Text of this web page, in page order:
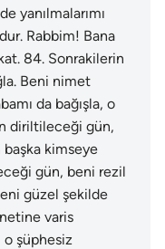
yanılmalarımı
Rabbim! Bana
84. Sonrakilerin
Beni nimet
da bağışla, o
diriltileceği gün,
başka kimseye
gün, beni rezil
güzel şekilde
varis
o şüphesiz